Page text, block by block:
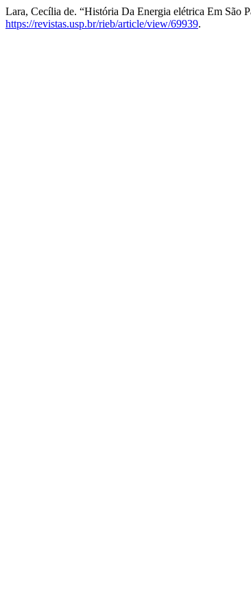
Lara, Cecília de. “História Da Energia elétrica Em São
https://revistas.usp.br/rieb/article/view/69939.